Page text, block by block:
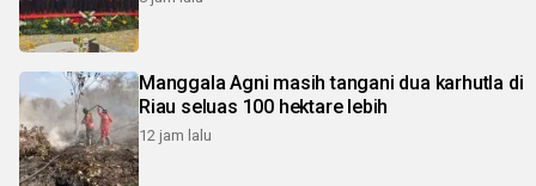
Manggala Agni masih tangani dua karhutla di
Riau seluas 100 hektare lebih
12 jam lalu